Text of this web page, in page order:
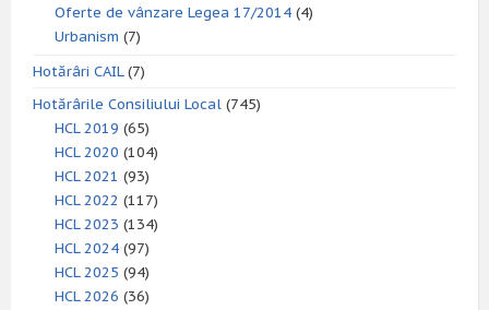
Oferte de vânzare Legea 17/2014 (4)
Urbanism (7)
Hotărâri CAIL(7)
Hotărârile Consiliului Local (745)
HCL 2019 (65)
HCL 2020 (104)
HCL 2021 (93)
HCL 2022 (117)
HCL 2023 (134)
HCL 2024 (97)
HCL 2025 (94)
HCL 2026 (36)